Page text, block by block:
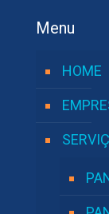
Menu
HOME